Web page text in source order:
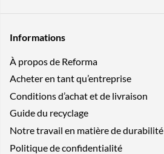
Informations
À propos de Reforma
Acheter en tant qu’entreprise
Conditions d’achat et de livraison
Guide du recyclage
Notre travail en matière de durabilité
Politique de confidentialité